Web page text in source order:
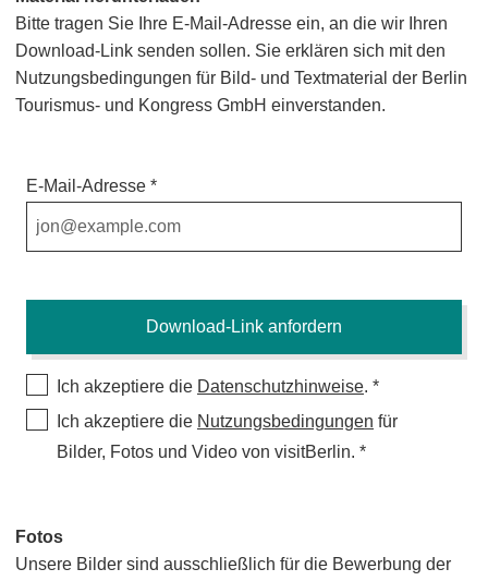
i
a
l
i
n
n
z
a
h
Bitte tragen Sie Ihre E-Mail-Adresse ein, an die wir Ihren
Download-Link senden sollen. Sie erklären sich mit den
Nutzungsbedingungen für Bild- und Textmaterial der Berlin
Tourismus- und Kongress GmbH einverstanden.
E-Mail-Adresse
Ich akzeptiere die Datenschutzhinweise.
Ich akzeptiere die Nutzungsbedingungen für
Bilder, Fotos und Video von visitBerlin.
Fotos
Unsere Bilder sind ausschließlich für die Bewerbung der